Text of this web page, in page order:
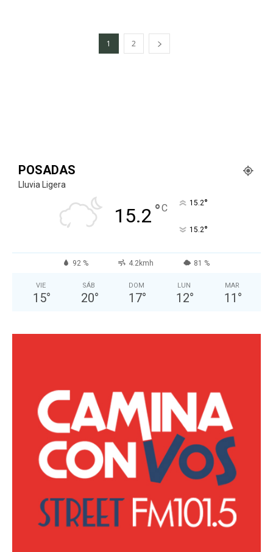
1 2
POSADAS
Lluvia Ligera
15.2 °C 15.2°
15.2°
92 % 4.2kmh 81 %
VIE
15°
SÁB
20°
DOM
17°
LUN
12°
MAR
11 °